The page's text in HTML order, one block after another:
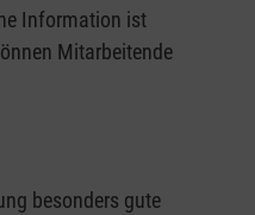
Information ist
Mitarbeitende
besonders gute